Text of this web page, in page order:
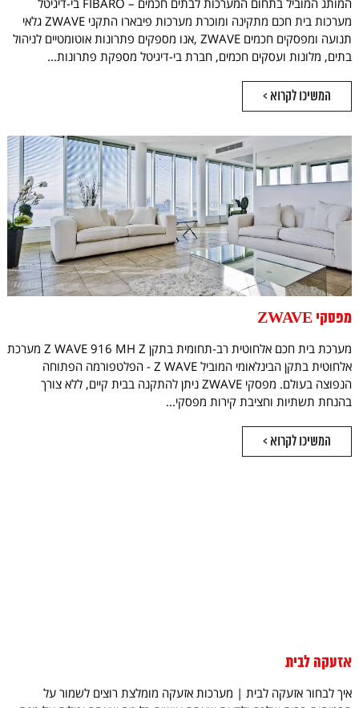
המותג המוביל בתחום המערכות לבתים חכמים – FIBARO בי-דיגיטל
מערכות בית חכם מתקינה ומוכרת מערכות פיבארו התקני ZWAVE גלאי
תנועה ומפסקים חכמים ZWAVE ,אנו מספקים פתרונות אוטומטיים לניהול
בתים, מלונות ועסקים חכמים, חברת בי-דיגיטל מספקת פתרונות...
המשיכו לקרוא >
מפסקי ZWAVE
מערכת בית חכם אלחוטית רב-תחומית בתקן Z WAVE 916 MH Z מערכת
אלחוטית בתקן הבינלאומי המוביל Z WAVE - הפלטפורמה הפתוחה
הנפוצה בעולם. מפסקי ZWAVE ניתן להתקנה בבית קיים, ללא צורך
בהנחת תשתיות וחציבת קירות מפסקי...
המשיכו לקרוא >
אזעקה לבית
איך לבחור אזעקה לבית | מערכות אזעקה מומלצת רוצים לשמור על